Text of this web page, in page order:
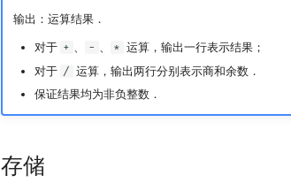
输出：运算结果．
对于 + 、 - 、 * 运算，输出一行表示结果；
对于 / 运算，输出两行分别表示商和余数．
保证结果均为非负整数．
存储